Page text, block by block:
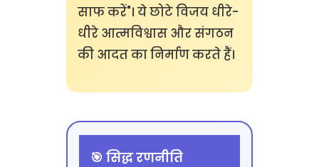
साफ करें"। ये छोटे विजय धीरे-
धीरे आत्मविश्वास और संगठन
की आदत का निर्माण करते हैं।
🎯 सिद्ध रणनीति